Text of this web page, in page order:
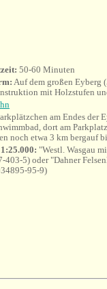
50-60 Minuten
Auf dem großen Eyberg
mit Holzstufen
am Endes der
dort am
noch etwa 3 km bergauf
"Westl. Wasgau
403-5) oder "Dahner
95-9)